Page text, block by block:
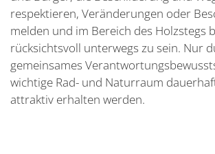
respektieren, Veränderungen oder
melden und im Bereich des Holzstegs
rücksichtsvoll unterwegs zu sein. Nur
gemeinsames
wichtige Rad- und Naturraum
attraktiv erhalten werden.